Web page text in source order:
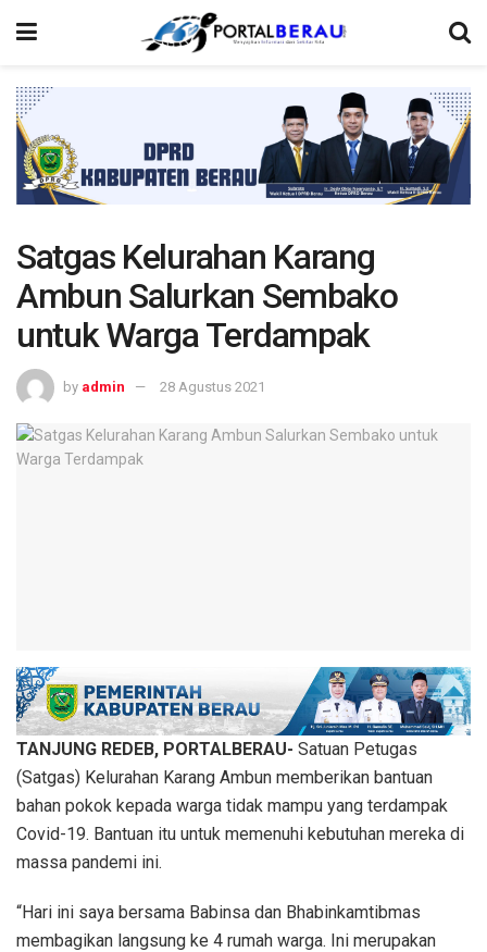
Satgas Kelurahan Karang
Ambun Salurkan Sembako
untuk Warga Terdampak
by admin 28 Agustus 2021
TANJUNG REDEB, PORTALBERAU- Satuan Petugas
(Satgas) Kelurahan Karang Ambun memberikan bantuan
bahan pokok kepada warga tidak mampu yang terdampak
Covid-19. Bantuan itu untuk memenuhi kebutuhan mereka di
massa pandemi ini.
“Hari ini saya bersama Babinsa dan Bhabinkamtibmas
membagikan langsung ke 4 rumah warga. Ini merupakan